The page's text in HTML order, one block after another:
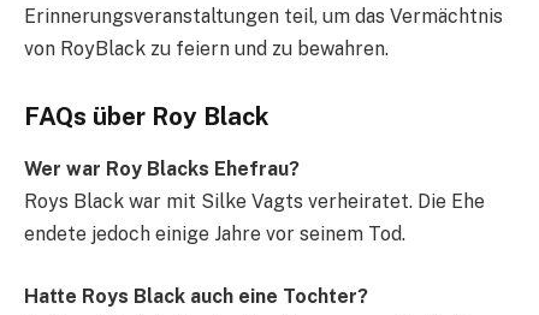
Erinnerungsveranstaltungen teil, um das Vermächtnis
von RoyBlack zu feiern und zu bewahren.
FAQs über Roy Black
Wer war Roy Blacks Ehefrau?
Roys Black war mit Silke Vagts verheiratet. Die Ehe
endete jedoch einige Jahre vor seinem Tod.
Hatte Roys Black auch eine Tochter?